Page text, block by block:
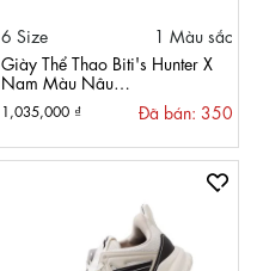
6 Size
1 Màu sắc
Giày Thể Thao Biti's Hunter X
Nam Màu Nâu
1,035,000 ₫ Đã bán: 350